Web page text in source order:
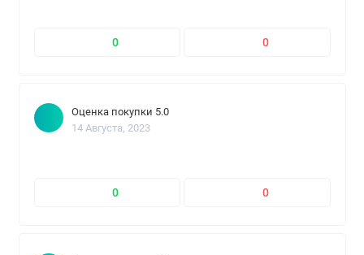
0 0
Оценка покупки 5.0
14 Августа, 2023
0 0